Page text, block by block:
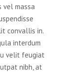
vel massa
convallis in.
interdum
velit feugiat
nibh, at